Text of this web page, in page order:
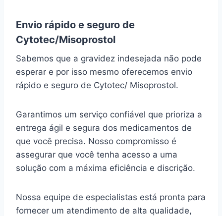
Envio rápido e seguro de
Cytotec/Misoprostol
Sabemos que a gravidez indesejada não pode
esperar e por isso mesmo oferecemos envio
rápido e seguro de Cytotec/ Misoprostol.
Garantimos um serviço confiável que prioriza a
entrega ágil e segura dos medicamentos de
que você precisa. Nosso compromisso é
assegurar que você tenha acesso a uma
solução com a máxima eficiência e discrição.
Nossa equipe de especialistas está pronta para
fornecer um atendimento de alta qualidade,